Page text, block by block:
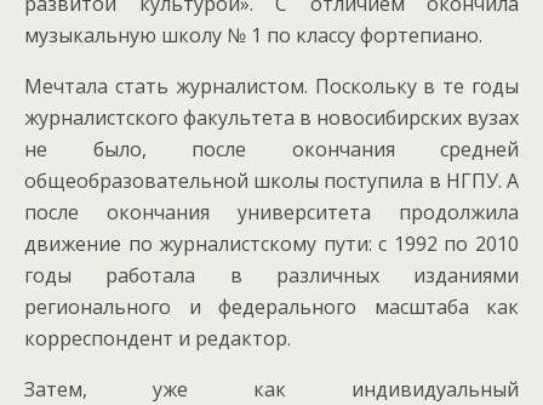
музыкальную школу № 1 по классу фортепиано.
Мечтала стать журналистом. Поскольку в те годы
журналистского факультета в новосибирских вузах
не было, после окончания средней
общеобразовательной школы поступила в НГПУ. А
после окончания университета продолжила
движение по журналистскому пути: c 1992 по 2010
годы работала в различных изданиями
регионального и федерального масштаба как
корреспондент и редактор.
Затем, уже как индивидуальный